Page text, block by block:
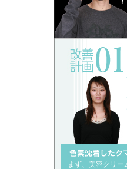
まず、美容クリ